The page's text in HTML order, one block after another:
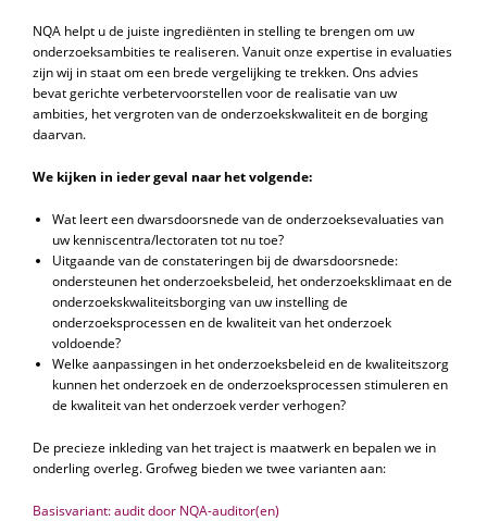
NQA helpt u de juiste ingrediënten in stelling te brengen om uw
onderzoeksambities te realiseren. Vanuit onze expertise in evaluaties
zijn wij in staat om een brede vergelijking te trekken. Ons advies
bevat gerichte verbetervoorstellen voor de realisatie van uw
ambities, het vergroten van de onderzoekskwaliteit en de borging
daarvan.
We kijken in ieder geval naar het volgende:
Wat leert een dwarsdoorsnede van de onderzoeksevaluaties van
uw kenniscentra/lectoraten tot nu toe?
Uitgaande van de constateringen bij de dwarsdoorsnede:
ondersteunen het onderzoeksbeleid, het onderzoeksklimaat en de
onderzoekskwaliteitsborging van uw instelling de
onderzoeksprocessen en de kwaliteit van het onderzoek
voldoende?
Welke aanpassingen in het onderzoeksbeleid en de kwaliteitszorg
kunnen het onderzoek en de onderzoeksprocessen stimuleren en
de kwaliteit van het onderzoek verder verhogen?
De precieze inkleding van het traject is maatwerk en bepalen we in
onderling overleg. Grofweg bieden we twee varianten aan:
Basisvariant: audit door NQA-auditor(en)